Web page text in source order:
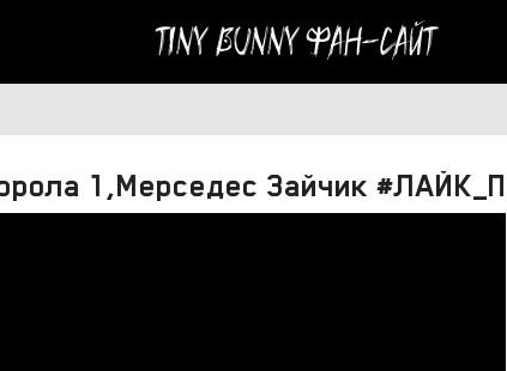
Tiny BunnyФан-сайт
1,Мерседес Зайчик